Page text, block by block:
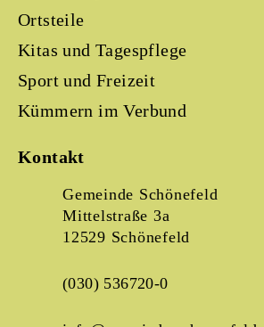
Ortsteile
Kitas und Tagespflege
Sport und Freizeit
Kümmern im Verbund
Kontakt
Gemeinde Schönefeld
Mittelstraße 3a
12529 Schönefeld
(030) 536720-0